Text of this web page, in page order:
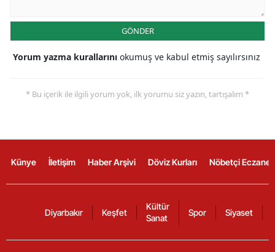
GÖNDER
Yorum yazma kurallarını okumuş ve kabul etmiş sayılırsınız
* Bu içerik ile ilgili yorum yok, ilk yorumu siz yazın, tartışalım *
Künye İletişim Haber Arşivi Döviz Kurları Nöbetçi
Diyarbakır Keşfet
Kültür
Sanat
Spor Siyaset